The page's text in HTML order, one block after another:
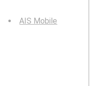
AIS Mobile